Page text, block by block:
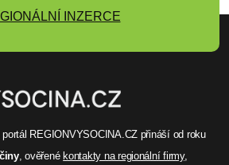
INZERCE
REGIONVYSOCINA.CZ přináší od roku
, ověřenékontakty na regionální firmy,